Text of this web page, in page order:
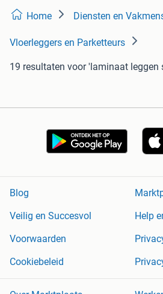
Home Diensten en
Vloerleggers en Parketteurs
19 resultaten voor 'laminaat leggen
Blog
Veilig en Succesvol
Help
Voorwaarden
Cookiebeleid